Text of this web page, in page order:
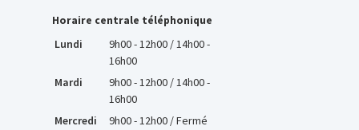
Horaire centrale téléphonique
Lundi
9h00 - 12h00 / 14h00 -
16h00
Mardi
9h00 - 12h00 / 14h00 -
16h00
Mercredi
9h00 - 12h00 / Fermé